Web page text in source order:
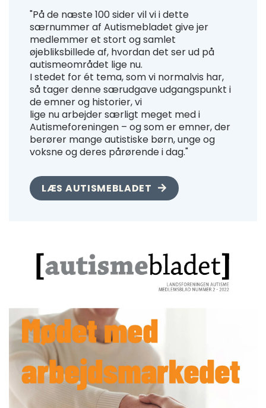
"På de næste 100 sider vil vi i dette
særnummer af Autismebladet give jer
medlemmer et stort og samlet
øjebliksbillede af, hvordan det ser ud på
autismeområdet lige nu.
I stedet for ét tema, som vi normalvis har,
så tager denne særudgave udgangspunkt i
de emner og historier, vi
lige nu arbejder særligt meget med i
Autismeforeningen – og som er emner, der
berører mange autistiske børn, unge og
voksne og deres pårørende i dag."
LÆS AUTISMEBLADET